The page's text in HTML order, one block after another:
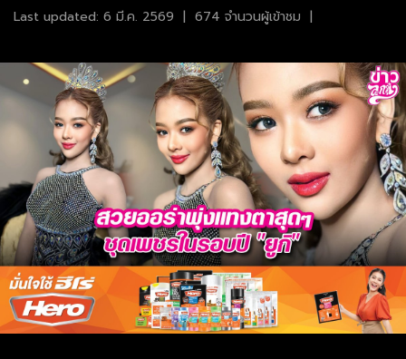
Last updated: 6 มี.ค. 2569 | 674 จำนวนผู้เข้าชม |